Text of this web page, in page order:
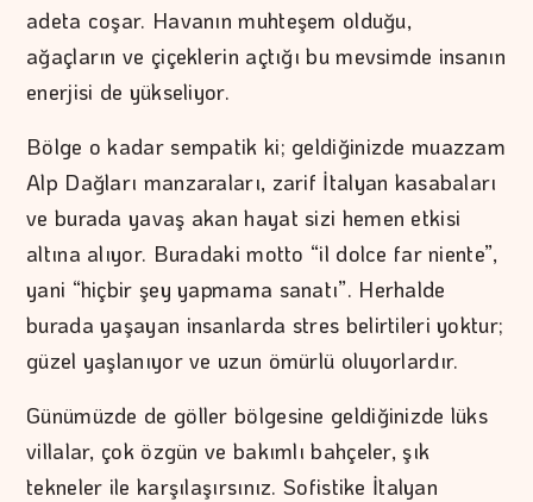
adeta coşar. Havanın muhteşem olduğu,
ağaçların ve çiçeklerin açtığı bu mevsimde insanın
enerjisi de yükseliyor.
Bölge o kadar sempatik ki; geldiğinizde muazzam
Alp Dağları manzaraları, zarif İtalyan kasabaları
ve burada yavaş akan hayat sizi hemen etkisi
altına alıyor. Buradaki motto “il dolce far niente”,
yani “hiçbir şey yapmama sanatı”. Herhalde
burada yaşayan insanlarda stres belirtileri yoktur;
güzel yaşlanıyor ve uzun ömürlü oluyorlardır.
Günümüzde de göller bölgesine geldiğinizde lüks
villalar, çok özgün ve bakımlı bahçeler, şık
tekneler ile karşılaşırsınız. Sofistike İtalyan